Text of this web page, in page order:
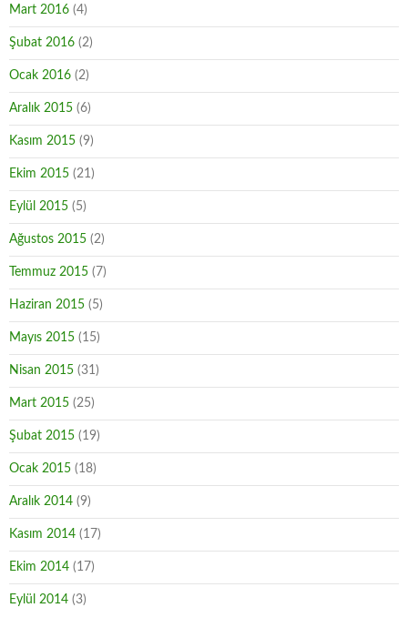
Mart 2016 (4)
Şubat 2016 (2)
Ocak 2016 (2)
Aralık 2015 (6)
Kasım 2015 (9)
Ekim 2015 (21)
Eylül 2015 (5)
Ağustos 2015 (2)
Temmuz 2015 (7)
Haziran 2015 (5)
Mayıs 2015 (15)
Nisan 2015 (31)
Mart 2015 (25)
Şubat 2015 (19)
Ocak 2015 (18)
Aralık 2014 (9)
Kasım 2014 (17)
Ekim 2014 (17)
Eylül 2014 (3)